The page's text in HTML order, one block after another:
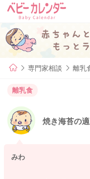
専門家相談 離乳
離乳食
焼き海苔の
みわ